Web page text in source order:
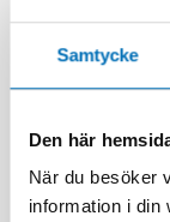
Samtycke
Den här
När du besöker
information i din
FUNKTIONSHINDER
tydligare